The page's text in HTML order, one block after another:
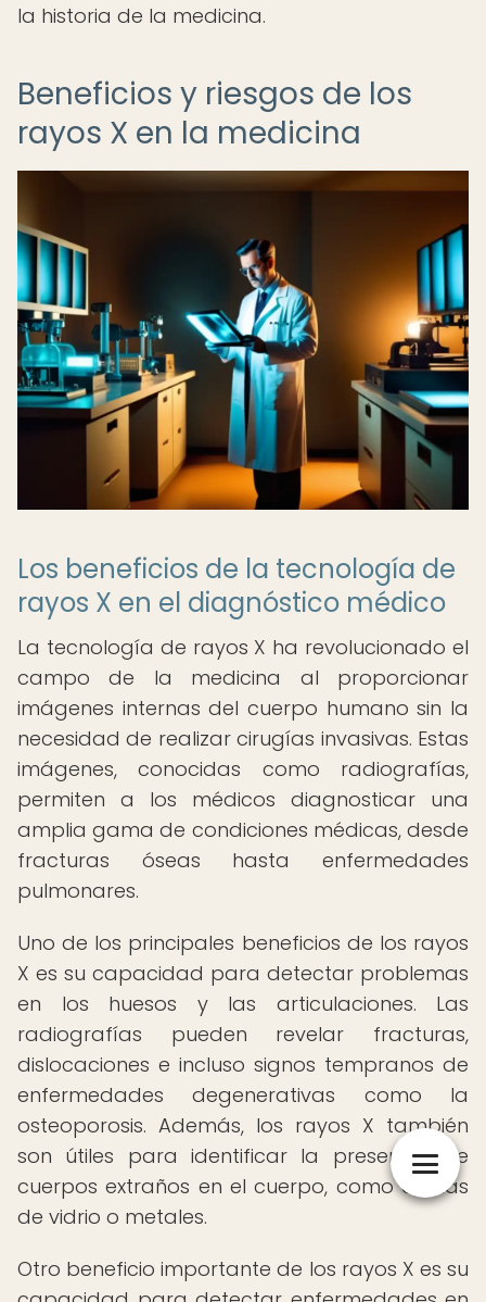
la historia de la medicina.
Beneficios y riesgos de los
rayos X en la medicina
Los beneficios de la tecnología de
rayos X en el diagnóstico médico
La tecnología de rayos X ha revolucionado el
campo de la medicina al proporcionar
imágenes internas del cuerpo humano sin la
necesidad de realizar cirugías invasivas. Estas
imágenes, conocidas como radiografías,
permiten a los médicos diagnosticar una
amplia gama de condiciones médicas, desde
fracturas óseas hasta enfermedades
pulmonares.
Uno de los principales beneficios de los rayos
X es su capacidad para detectar problemas
en los huesos y las articulaciones. Las
radiografías pueden revelar fracturas,
dislocaciones e incluso signos tempranos de
enfermedades degenerativas como la
osteoporosis. Además, los rayos X también
son útiles para identificar la presencia de
cuerpos extraños en el cuerpo, como astillas
de vidrio o metales.
Otro beneficio importante de los rayos X es su